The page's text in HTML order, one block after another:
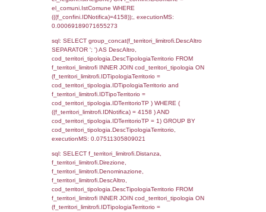
LEFT JOIN el_province ON
= el_province.IstProvincia) LEFT JOIN
LEFT JOIN el_comuni AS el_comuni_1 ON
a1_stabilimento.IstComuneSL =
LEFT JOIN el_province AS el_province_1
a1_stabilimento.IstProvinciaSL =
el_province_1.IstProvincia) LEFT JOIN
el_regioni_1 ON
el_regioni_1.IstRegione where
executionMS: 0.00075984001159668
sql: SELECT a2p.Cognome, a2p.Nome
a2_ruolipersonale a2rp INNER JOIN
a2rp.IDPersonale = a2p.IDPersonale
(((a2p.IDNotifica)=4158) AND